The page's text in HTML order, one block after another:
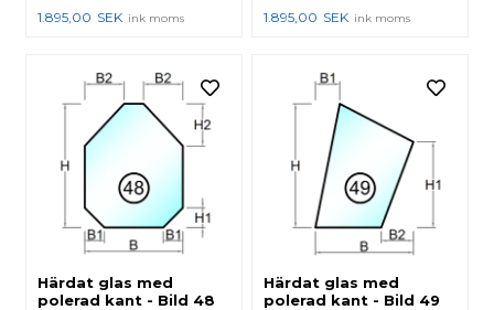
1.895,00 SEK ink moms 1.895,00 SEK ink moms
Härdat glas med
polerad kant - Bild 48
Härdat glas med
polerad kant - Bild 49